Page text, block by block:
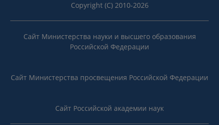
Copyright (C) 2010-2026
Сайт Министерства науки и высшего образования
Российской Федерации
Сайт Министерства просвещения Российской Федерации
Сайт Российской академии наук